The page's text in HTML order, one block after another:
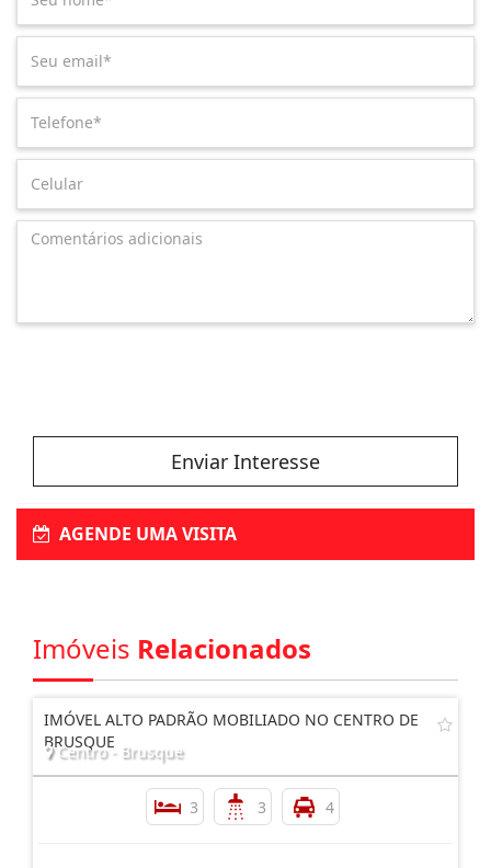
Enviar Interesse
AGENDE UMA VISITA
Imóveis Relacionados
IMÓVEL ALTO PADRÃO MOBILIADO NO CENTRO DE
BRUSQUE
Centro - Brusque
3 3 4